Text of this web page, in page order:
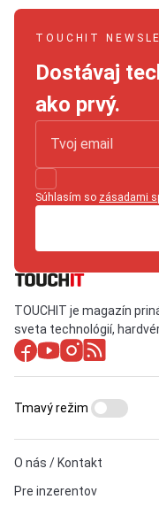
TOUCHIT
Dostávaj
ako prvý.
Súhlasím so zásadami
TOUCHIT je magazín
sveta technológií,
O nás / Kontakt
Pre inzerentov
Tmavý režim